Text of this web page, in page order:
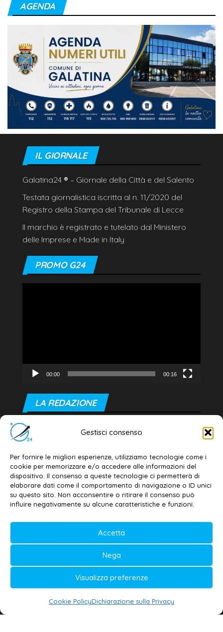
Gestisci consenso
Per fornire le migliori esperienze, utilizziamo tecnologie come i
cookie per memorizzare e/o accedere alle informazioni del
dispositivo. Il consenso a queste tecnologie ci permetterà di
elaborare dati come il comportamento di navigazione o ID unici
su questo sito. Non acconsentire o ritirare il consenso può
influire negativamente su alcune caratteristiche e funzioni.
Accetta
Nega
Visualizza preferenze
Cookie PolicyDichiarazione sulla Privacy
AGENDA
IL GIORNALE
Galatina24 ® – Giornale della Città e del Salento
Testata giornalistica iscritta al n. 11/2020 del
Registro della Stampa del Tribunale di Lecce
Il marchio è registrato e tutelato dal Ministero
delle Imprese e Made in Italy
PROMO G24
00:00 00:16
LA REDAZIONE
Editore e direttore responsabile:
Dott. Daniele G. Masciullo
Email: redazione@galatina24.it
Contatti –Disclaimer
Privacy policy –Cookie policy
Testata iscritta al n. 11/2020 Registro della
Stampa Tribunale di Lecce
Editore e direttore responsabile:
Daniele G. Masciullo